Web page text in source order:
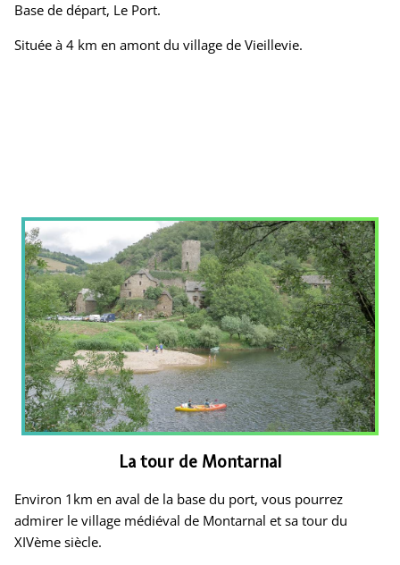
Base de départ, Le Port.
Située à 4 km en amont du village de Vieillevie.
La tour de Montarnal
Environ 1km en aval de la base du port, vous pourrez
admirer le village médiéval de Montarnal et sa tour du
XIVème siècle.